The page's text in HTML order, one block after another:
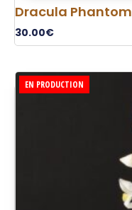
Dracula Phantom
30.00€
EN PRODUCTION